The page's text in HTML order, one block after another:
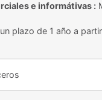
e informátivas :
plazo de 1 año a